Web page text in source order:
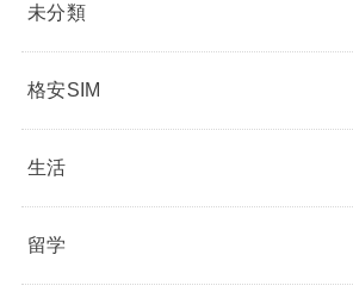
未分類
格安SIM
生活
留学